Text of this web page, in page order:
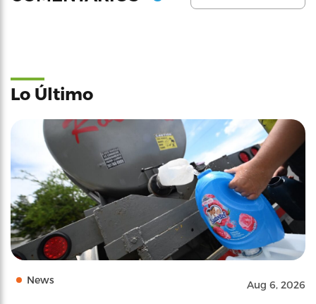
Lo Último
News Aug 6, 2026